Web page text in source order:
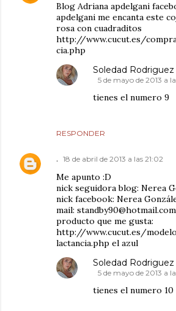
Blog Adriana apdelgani
apdelgani me encanta este
rosa con cuadraditos
http://www.cucut.es/
cia.php
RESPONDER
Soledad
5 de mayo de 2013 a
tienes el numero 9
. 18 de abril de 2013 a las 21:02
Me apunto :D
nick seguidora blog: Nerea
nick facebook: Nerea
mail: standby90@hotmail.com
producto que me gusta:
http://www.cucut.es/
lactancia.php el azul
Soledad
5 de mayo de 2013 a
tienes el numero 10